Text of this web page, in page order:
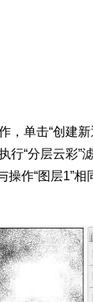
，单击“创建
“分层云彩”
操作“图层1”